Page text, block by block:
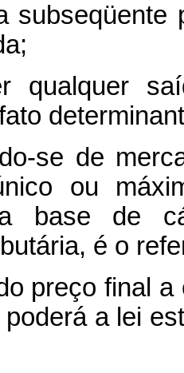
subseqüente
qualquer
se de
ou
a base de
é o
preço final
a lei